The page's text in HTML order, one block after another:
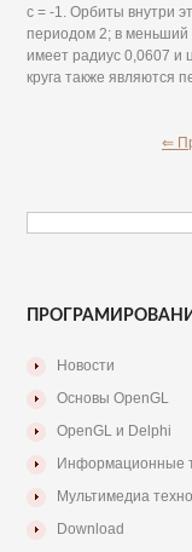
с = -1. Орбиты внутри
периодом 2; в меньший
имеет радиус 0,0607 и
круга также являются
⇐
Новости
Основы OpenGL
OpenGL и Delphi
Информационные
Мультимедиа
Download